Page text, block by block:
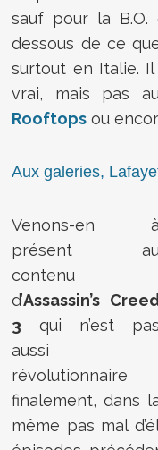
sauf pour la
dessous de ce
surtout en Italie. Il
vrai, mais pas
Rooftops ou
Aux galeries,
Venons-en à
présent
contenu
d’Assassin’s
3 qui n’est pas
aussi
révolutionnaire
finalement, dans
même pas mal